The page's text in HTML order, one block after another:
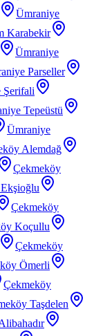
Ümraniye
Karabekir
Ümraniye
Parseller
Şerifali
Tepeüstü
Ümraniye
Alemdağ
Çekmeköy
Çekmeköy
Koçullu
Çekmeköy
Ömerli
Çekmeköy
Taşdelen